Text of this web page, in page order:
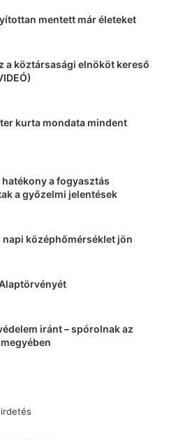
mentett már életeket
a köztársasági elnököt kereső
kurta mondata mindent
a fogyasztás
a győzelmi jelentések
középhőmérséklet jön
iránt – spórolnak az